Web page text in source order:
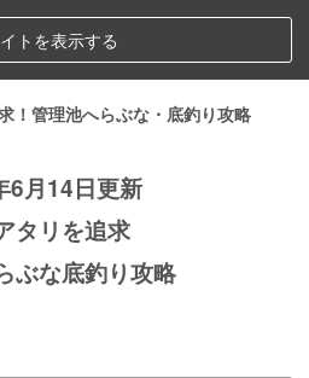
トを表示する
！管理池へらぶな・底釣り攻略
6月14日更新
タリを追求
ぶな底釣り攻略